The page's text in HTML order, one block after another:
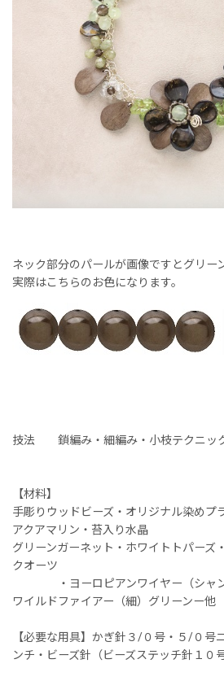
ネック部分のパールが画像ですとグリー
実際はこちらのお色になります。
技法 鎖編み・細編み・小枝テクニッ
【材料】
手彫りウッドビーズ・オリジナル染めプ
アクアマリン・苔入り水晶
グリーンガーネット・ホワイトトパーズ
クオーツ
・ヨーロピアンワイヤー（シャン
ワイルドファイアー（細）グリーンー他
【必要な用具】かぎ針３/０号・５/０号
ンチ・ビーズ針（ビーズステッチ針１０